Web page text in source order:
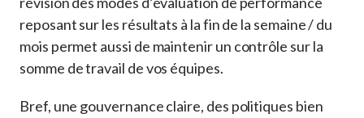
reposant sur les résultats à la fin de la semaine / du
mois permet aussi de maintenir un contrôle sur la
somme de travail de vos équipes.
Bref, une gouvernance claire, des politiques bien